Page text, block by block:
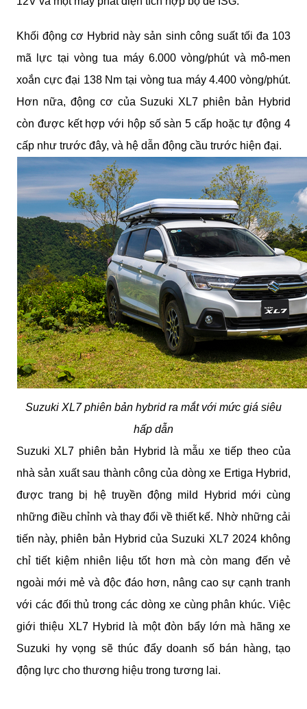
Khối động cơ Hybrid này sản sinh công suất tối đa 103
mã lực tại vòng tua máy 6.000 vòng/phút và mô-men
xoắn cực đại 138 Nm tại vòng tua máy 4.400 vòng/phút.
Hơn nữa, động cơ của Suzuki XL7 phiên bản Hybrid
còn được kết hợp với hộp số sàn 5 cấp hoặc tự động 4
cấp như trước đây, và hệ dẫn động cầu trước hiện đại.
Suzuki XL7 phiên bản hybrid ra mắt với mức giá siêu
hấp dẫn
Suzuki XL7 phiên bản Hybrid là mẫu xe tiếp theo của
nhà sản xuất sau thành công của dòng xe Ertiga Hybrid,
được trang bị hệ truyền động mild Hybrid mới cùng
những điều chỉnh và thay đổi về thiết kế. Nhờ những cải
tiến này, phiên bản Hybrid của Suzuki XL7 2024 không
chỉ tiết kiệm nhiên liệu tốt hơn mà còn mang đến vẻ
ngoài mới mẻ và độc đáo hơn, nâng cao sự cạnh tranh
với các đối thủ trong các dòng xe cùng phân khúc. Việc
giới thiệu XL7 Hybrid là một đòn bẩy lớn mà hãng xe
Suzuki hy vọng sẽ thúc đẩy doanh số bán hàng, tạo
động lực cho thương hiệu trong tương lai.